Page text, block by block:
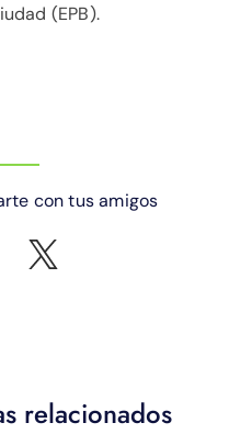
(EPB).
con tus amigos
relacionados